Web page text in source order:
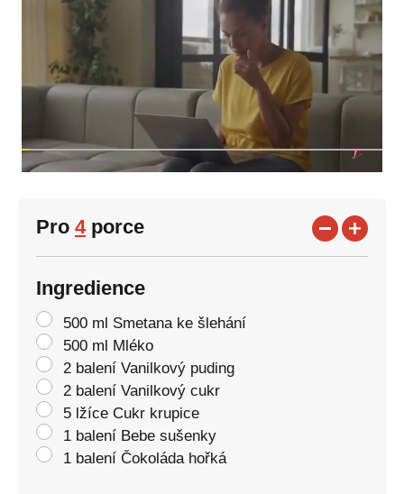
Pro 4porce
Ingredience
500 ml Smetana ke šlehání
500 ml Mléko
2 balení Vanilkový puding
2 balení Vanilkový cukr
5 lžíce Cukr krupice
1 balení Bebe sušenky
1 balení Čokoláda hořká